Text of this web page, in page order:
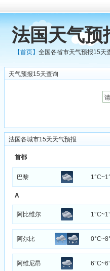
法国天气预
【首页】全国各省市天气预报15天
天气预报15天查询
法国各城市15天天气预报
首都
巴黎
A
阿比维尔
阿尔比
阿维尼昂